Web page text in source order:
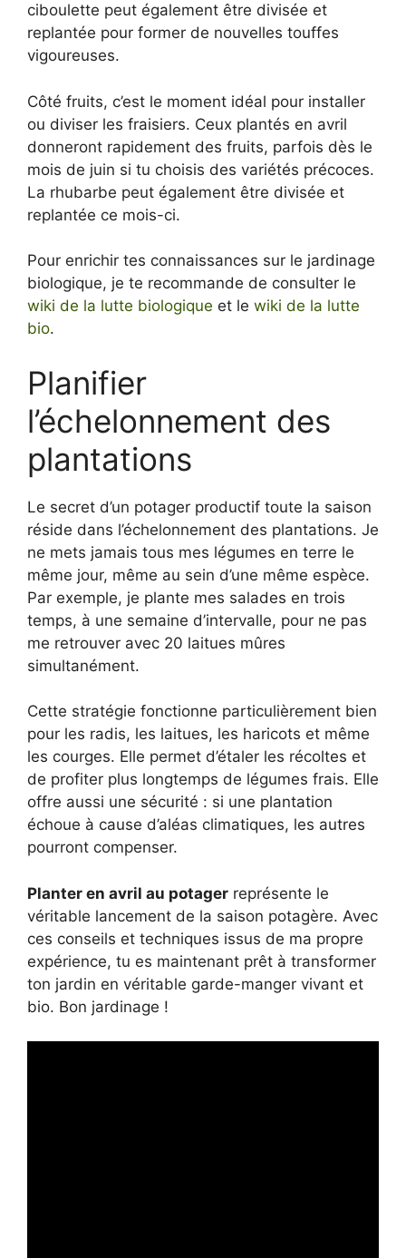
ciboulette peut également être divisée et
replantée pour former de nouvelles touffes
vigoureuses.
Côté fruits, c’est le moment idéal pour installer
ou diviser les fraisiers. Ceux plantés en avril
donneront rapidement des fruits, parfois dès le
mois de juin si tu choisis des variétés précoces.
La rhubarbe peut également être divisée et
replantée ce mois-ci.
Pour enrichir tes connaissances sur le jardinage
biologique, je te recommande de consulter le
wiki de la lutte biologique et le wiki de la lutte
bio.
Planifier
l’échelonnement des
plantations
Le secret d’un potager productif toute la saison
réside dans l’échelonnement des plantations. Je
ne mets jamais tous mes légumes en terre le
même jour, même au sein d’une même espèce.
Par exemple, je plante mes salades en trois
temps, à une semaine d’intervalle, pour ne pas
me retrouver avec 20 laitues mûres
simultanément.
Cette stratégie fonctionne particulièrement bien
pour les radis, les laitues, les haricots et même
les courges. Elle permet d’étaler les récoltes et
de profiter plus longtemps de légumes frais. Elle
offre aussi une sécurité : si une plantation
échoue à cause d’aléas climatiques, les autres
pourront compenser.
Planter en avril au potager représente le
véritable lancement de la saison potagère. Avec
ces conseils et techniques issus de ma propre
expérience, tu es maintenant prêt à transformer
ton jardin en véritable garde-manger vivant et
bio. Bon jardinage !